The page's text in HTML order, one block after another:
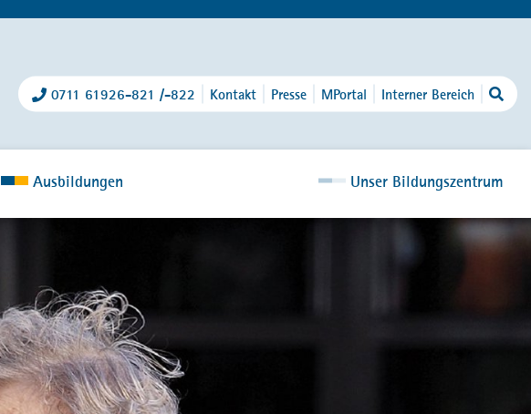
0711 61926-821 /-822 Kontakt Presse MPortal Interner Bereich
Ausbildungen Unser Bildungszentrum